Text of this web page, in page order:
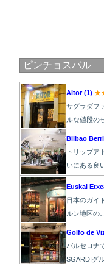
ピンチョスバル
Aitor (1)
サグラダフ
ルな値段の
Bilbao
トリップア
いにある良
Euskal
日本のガイ
ルン地区の…
Golfo de
バルセロナ
SGARDIグ